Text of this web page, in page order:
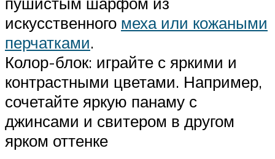
искусственного меха или кожаными
перчатками.
Колор-блок: играйте с яркими и
контрастными цветами. Например,
сочетайте яркую панаму с
джинсами и свитером в другом
ярком оттенке